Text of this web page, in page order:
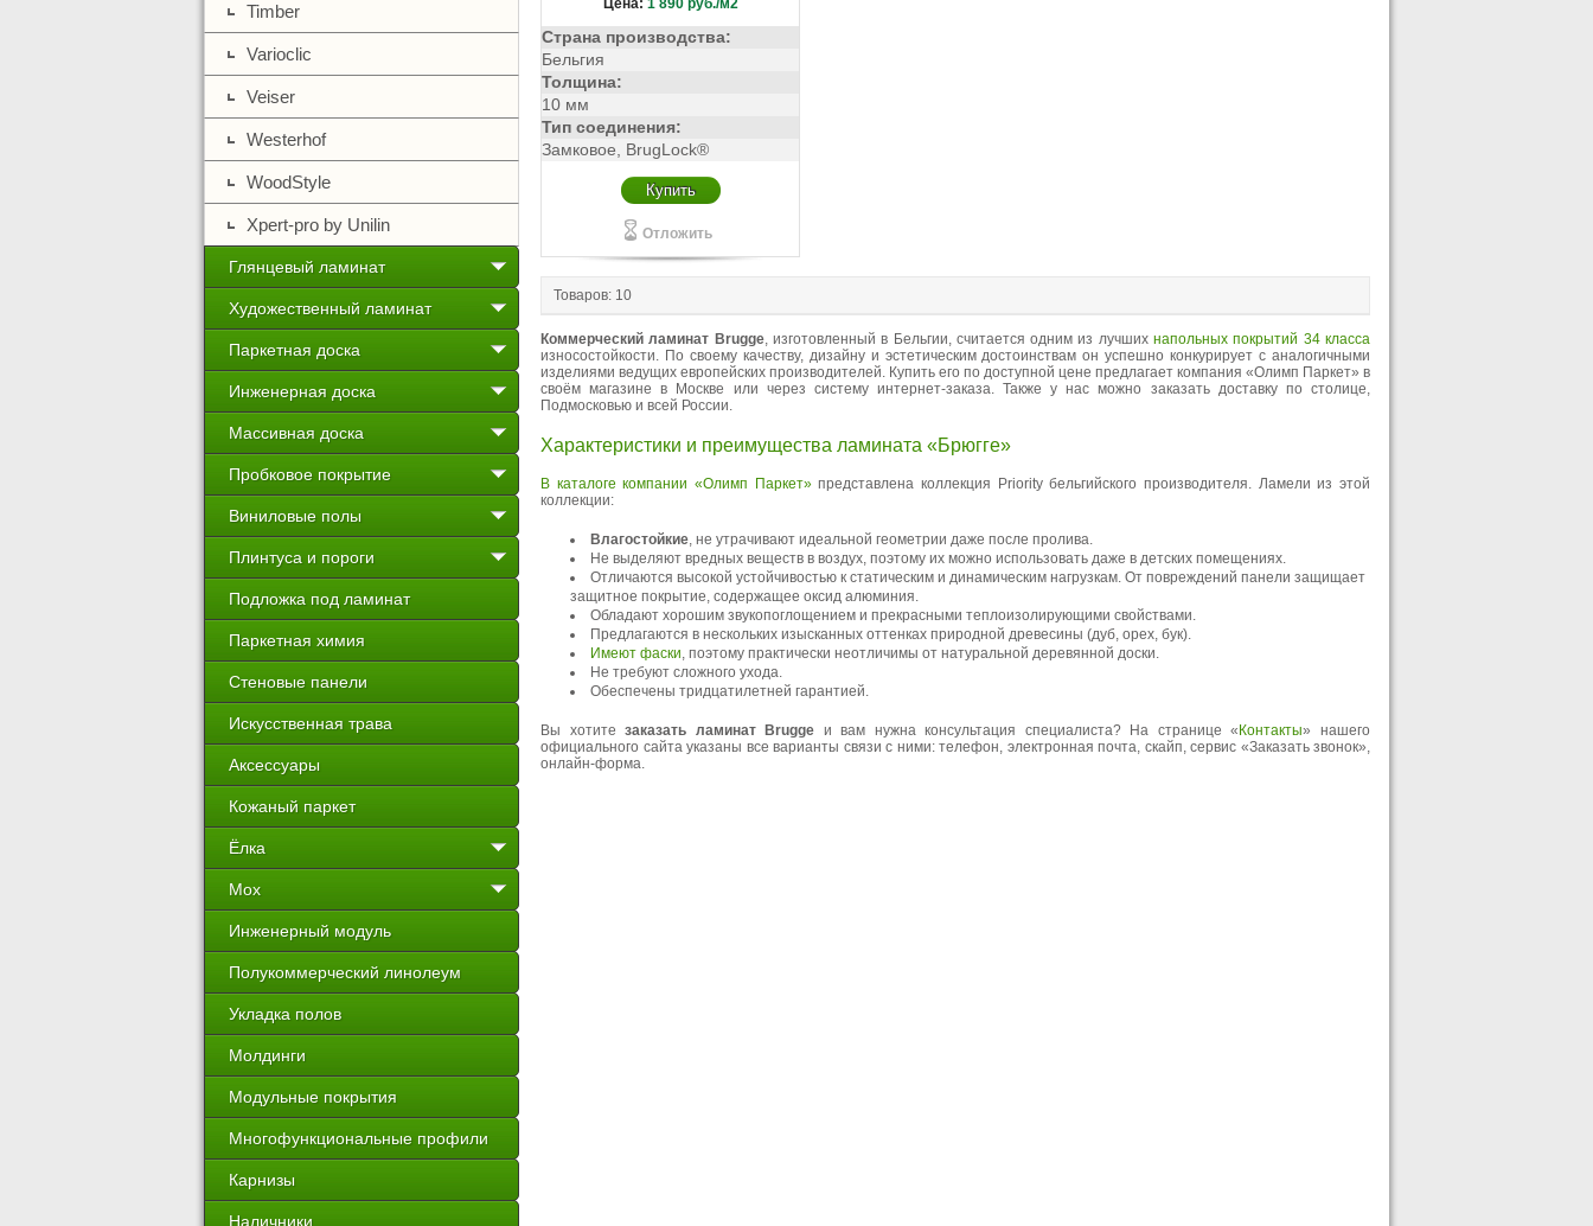
Timber
Varioclic
Veiser
Westerhof
WoodStyle
Xpert-pro by Unilin
Глянцевый ламинат
Художественный ламинат
Паркетная доска
Инженерная доска
Массивная доска
Пробковое покрытие
Виниловые полы
Плинтуса и пороги
Подложка под ламинат
Паркетная химия
Стеновые панели
Искусственная трава
Аксессуары
Кожаный паркет
Ёлка
Мох
Инженерный модуль
Полукоммерческий линолеум
Укладка полов
Молдинги
Модульные покрытия
Многофункциональные профили
Карнизы
Наличники
Цена: 1 890 руб./м2
Страна производства:
Бельгия
Толщина:
10 мм
Тип соединения:
Замковое, BrugLock®
Купить
Отложить
Товаров: 10
Коммерческий ламинат Brugge, изготовленный в Бельгии, считается одним из лучшихнапольных покрытий 34 класса
износостойкости. По своему качеству, дизайну и эстетическим достоинствам он успешно конкурирует с аналогичными
изделиями ведущих европейских производителей. Купить его по доступной цене предлагает компания «Олимп Паркет» в
своём магазине в Москве или через систему интернет-заказа. Также у нас можно заказать доставку по столице,
Подмосковью и всей России.
Характеристики и преимущества ламината «Брюгге»
В каталоге компании «Олимп Паркет»представлена коллекция Priority бельгийского производителя. Ламели из этой
коллекции:
Влагостойкие, не утрачивают идеальной геометрии даже после пролива.
Не выделяют вредных веществ в воздух, поэтому их можно использовать даже в детских помещениях.
Отличаются высокой устойчивостью к статическим и динамическим нагрузкам. От повреждений панели защищает
защитное покрытие, содержащее оксид алюминия.
Обладают хорошим звукопоглощением и прекрасными теплоизолирующими свойствами.
Предлагаются в нескольких изысканных оттенках природной древесины (дуб, орех, бук).
Имеют фаски, поэтому практически неотличимы от натуральной деревянной доски.
Не требуют сложного ухода.
Обеспечены тридцатилетней гарантией.
Вы хотитезаказать ламинат Brugge и вам нужна консультация специалиста? На странице « Контакты» нашего
официального сайта указаны все варианты связи с ними: телефон, электронная почта, скайп, сервис «Заказать звонок»,
онлайн-форма.